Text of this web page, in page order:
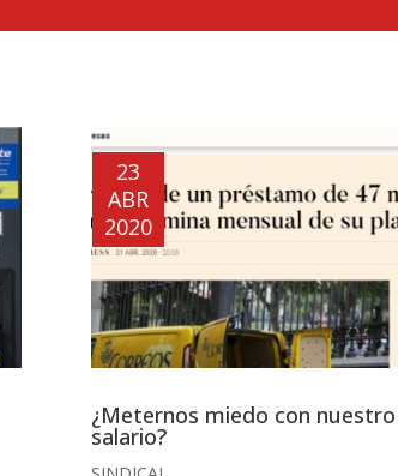
¿Meternos miedo con nuestro
salario?
23
ABR
2020